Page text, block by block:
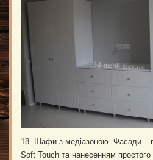
18. Шафи з медіазоною. Фасади –
Soft Touch та нанесенням простого